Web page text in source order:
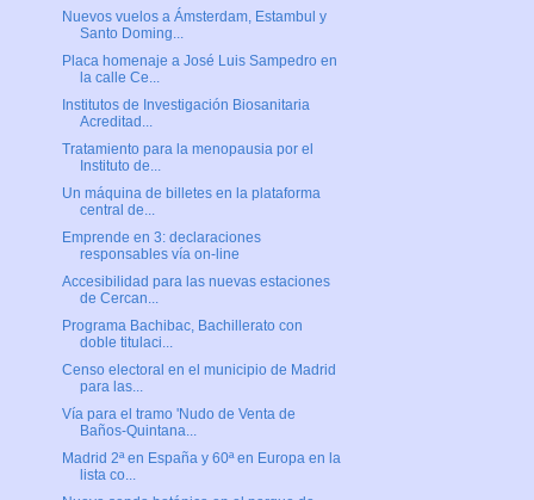
Nuevos vuelos a Ámsterdam, Estambul y
Santo Doming...
Placa homenaje a José Luis Sampedro en
la calle Ce...
Institutos de Investigación Biosanitaria
Acreditad...
Tratamiento para la menopausia por el
Instituto de...
Un máquina de billetes en la plataforma
central de...
Emprende en 3: declaraciones
responsables vía on-line
Accesibilidad para las nuevas estaciones
de Cercan...
Programa Bachibac, Bachillerato con
doble titulaci...
Censo electoral en el municipio de Madrid
para las...
Vía para el tramo 'Nudo de Venta de
Baños-Quintana...
Madrid 2ª en España y 60ª en Europa en la
lista co...